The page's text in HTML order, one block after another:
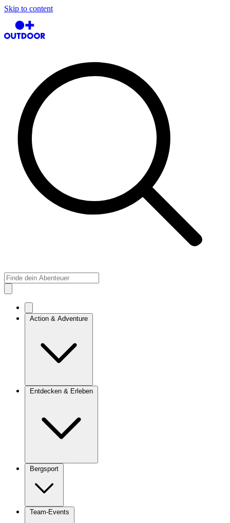
Skip to content
Action & Adventure
Entdecken & Erleben
Bergsport
Team-Events